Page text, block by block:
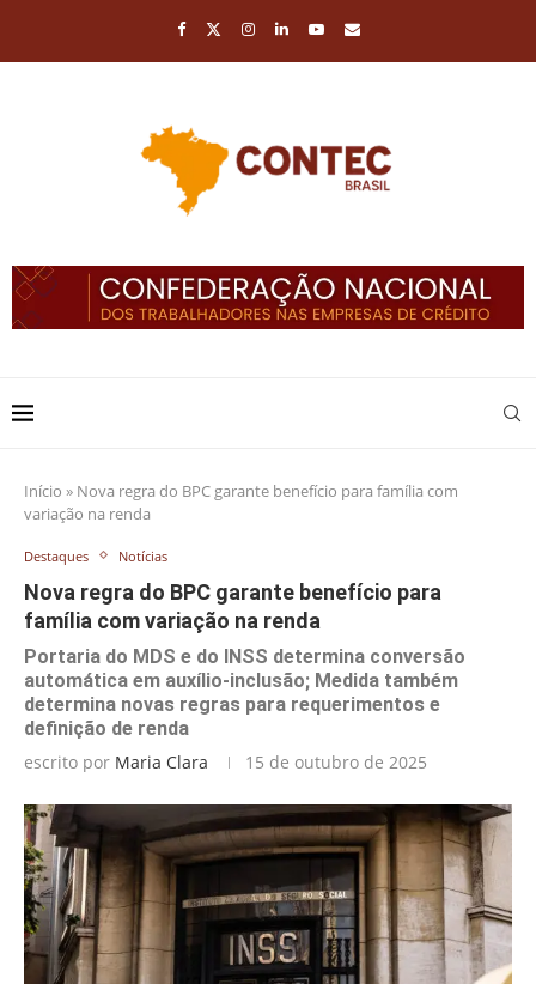
Início » Nova regra do BPC garante benefício para família com
variação na renda
Destaques Notícias
Nova regra do BPC garante benefício para
família com variação na renda
Portaria do MDS e do INSS determina conversão
automática em auxílio-inclusão; Medida também
determina novas regras para requerimentos e
definição de renda
escrito por Maria Clara 15 de outubro de 2025